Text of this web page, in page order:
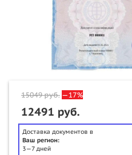
15049руб. —17%
12491 руб.
Доставка документов в
Ваш регион:
3—7 дней